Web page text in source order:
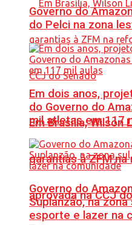
Em Brasília, Wilson
garantias à ZFM
aprovada na CCJ
Governo do
do Pelci na zona
Em dois anos,
do Governo do
mil atletas em 117
Governo do
Suplanzão, na
esporte e lazer na